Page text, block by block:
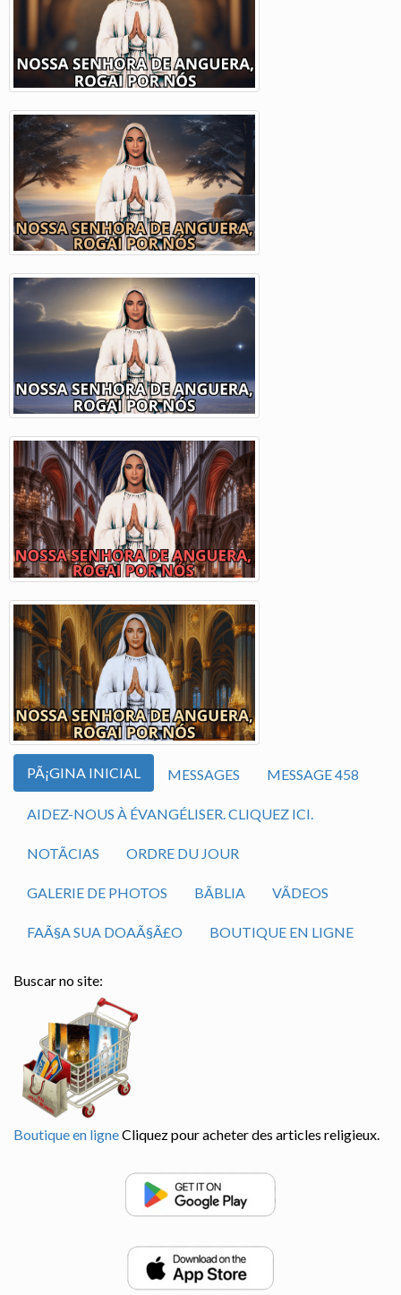
PÃ¡GINA INICIAL MESSAGES MESSAGE 458
AIDEZ-NOUS À ÉVANGÉLISER. CLIQUEZ ICI.
NOTÃ­CIAS ORDRE DU JOUR
GALERIE DE PHOTOS BÃ­BLIA VÃ­DEOS
FAÃ§A SUA DOAÃ§Ã£O BOUTIQUE EN LIGNE
Buscar no site:
Boutique en ligneCliquez pour acheter des articles religieux.